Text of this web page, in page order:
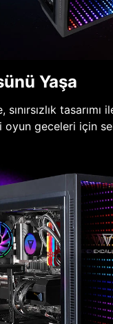
Yaşa
oyun geceleri için